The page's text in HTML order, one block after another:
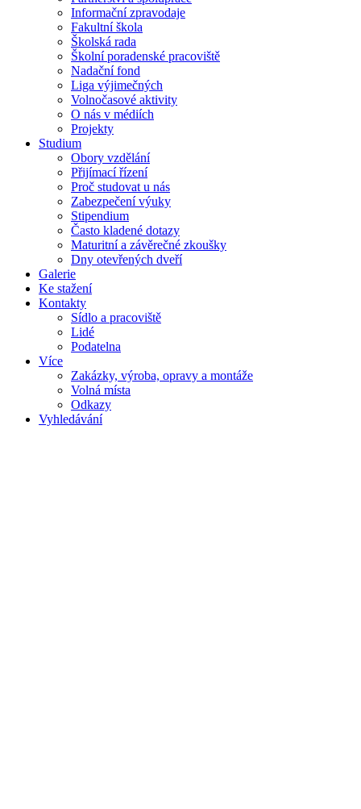
Informační zpravodaje
Fakultní škola
Školská rada
Školní poradenské pracoviště
Nadační fond
Liga výjimečných
Volnočasové aktivity
O nás v médiích
Projekty
Studium
Obory vzdělání
Přijímací řízení
Proč studovat u nás
Zabezpečení výuky
Stipendium
Často kladené dotazy
Maturitní a závěrečné zkoušky
Dny otevřených dveří
Galerie
Ke stažení
Kontakty
Sídlo a pracoviště
Lidé
Podatelna
Více
Zakázky, výroba, opravy a montáže
Volná místa
Odkazy
Vyhledávání